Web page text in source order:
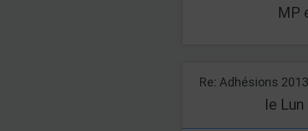
MP
Re: Adhésions 2013
le